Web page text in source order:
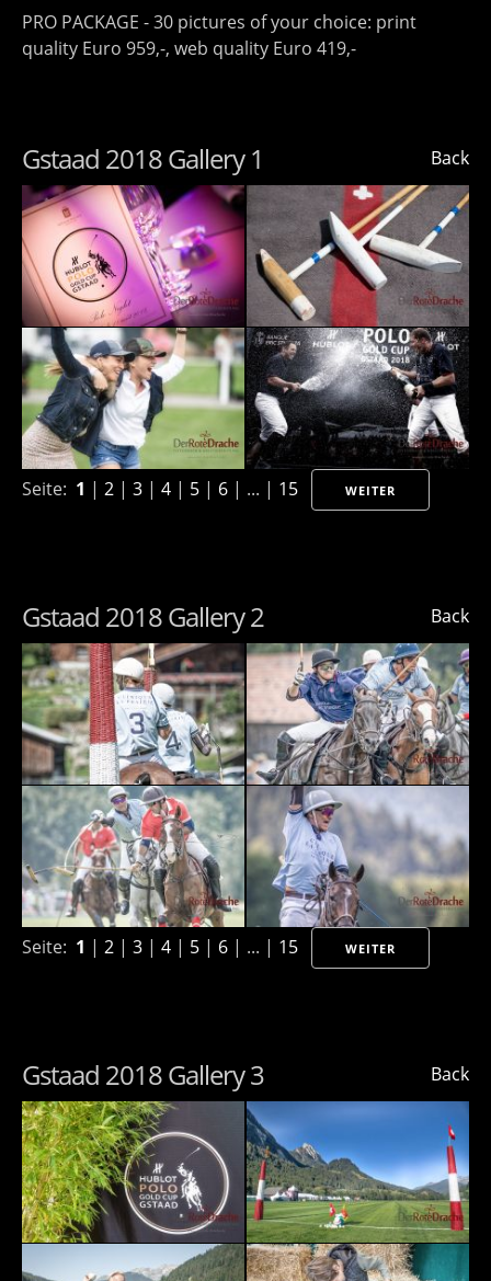
PRO PACKAGE - 30 pictures of your choice: print
quality Euro 959,-, web quality Euro 419,-
Back
Gstaad 2018 Gallery 1
Seite: 1 | 2 | 3 | 4 | 5 | 6 | ... | 15 WEITER
Back
Gstaad 2018 Gallery 2
Seite: 1 | 2 | 3 | 4 | 5 | 6 | ... | 15 WEITER
Back
Gstaad 2018 Gallery 3